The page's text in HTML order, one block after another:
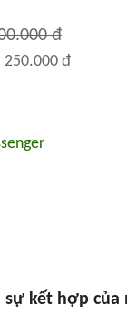
đ
250.000 đ
kết hợp